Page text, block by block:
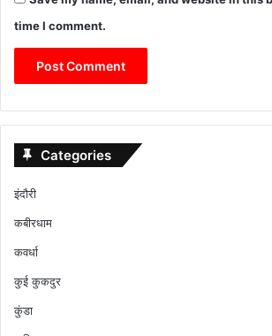
time I comment.
Categories
इंदौरी
कबीरधाम
कवर्धा
कुई कुकदुर
कुंडा